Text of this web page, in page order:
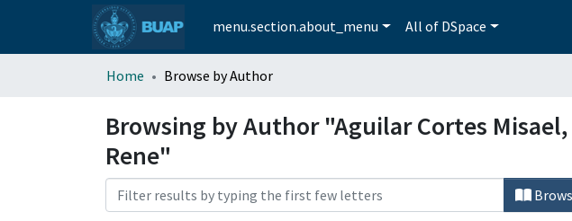
menu.section.about_menu All of DSpace
Home Browse by Author
Browsing by Author "Aguilar Cortes
Rene"